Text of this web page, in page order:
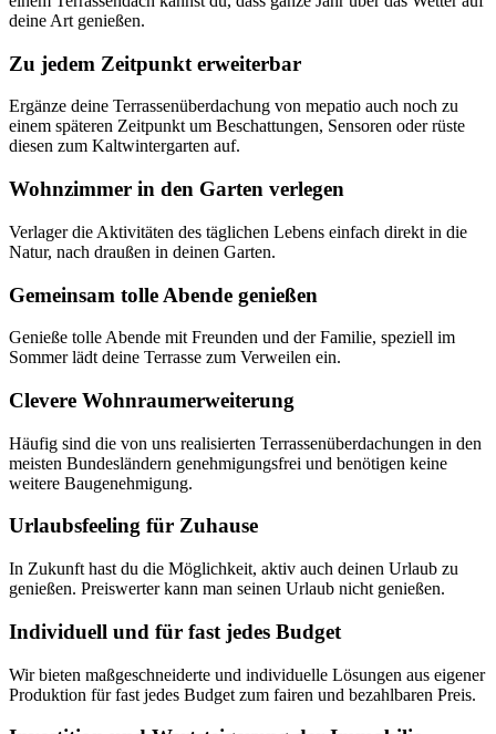
deine Art genießen.
Zu jedem Zeitpunkt erweiterbar
Ergänze deine Terrassenüberdachung von mepatio auch noch zu
einem späteren Zeitpunkt um Beschattungen, Sensoren oder rüste
diesen zum Kaltwintergarten auf.
Wohnzimmer in den Garten verlegen
Verlager die Aktivitäten des täglichen Lebens einfach direkt in die
Natur, nach draußen in deinen Garten.
Gemeinsam tolle Abende genießen
Genieße tolle Abende mit Freunden und der Familie, speziell im
Sommer lädt deine Terrasse zum Verweilen ein.
Clevere Wohnraumerweiterung
Häufig sind die von uns realisierten Terrassenüberdachungen in den
meisten Bundesländern genehmigungsfrei und benötigen keine
weitere Baugenehmigung.
Urlaubsfeeling für Zuhause
In Zukunft hast du die Möglichkeit, aktiv auch deinen Urlaub zu
genießen. Preiswerter kann man seinen Urlaub nicht genießen.
Individuell und für fast jedes Budget
Wir bieten maßgeschneiderte und individuelle Lösungen aus eigener
Produktion für fast jedes Budget zum fairen und bezahlbaren Preis.